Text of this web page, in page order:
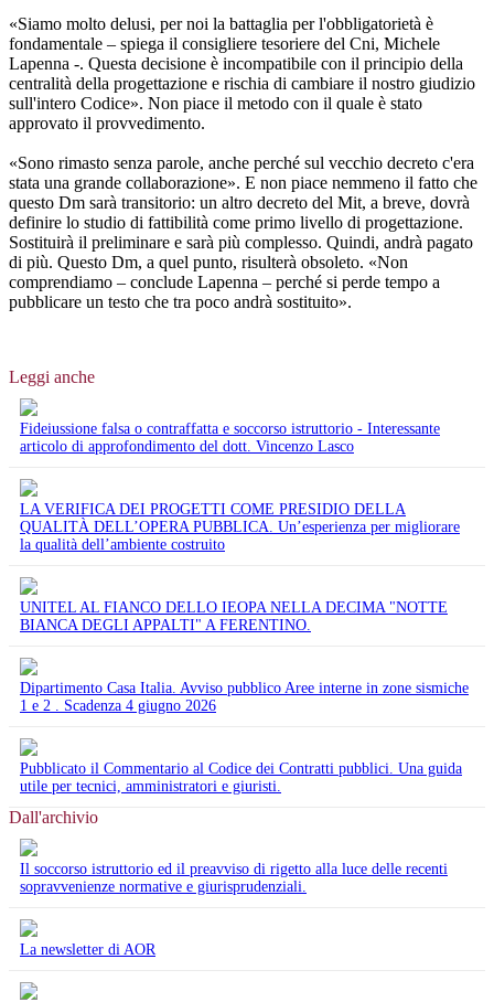
«Siamo molto delusi, per noi la battaglia per l'obbligatorietà è
fondamentale – spiega il consigliere tesoriere del Cni, Michele
Lapenna -. Questa decisione è incompatibile con il principio della
centralità della progettazione e rischia di cambiare il nostro giudizio
sull'intero Codice». Non piace il metodo con il quale è stato
approvato il provvedimento.
«Sono rimasto senza parole, anche perché sul vecchio decreto c'era
stata una grande collaborazione». E non piace nemmeno il fatto che
questo Dm sarà transitorio: un altro decreto del Mit, a breve, dovrà
definire lo studio di fattibilità come primo livello di progettazione.
Sostituirà il preliminare e sarà più complesso. Quindi, andrà pagato
di più. Questo Dm, a quel punto, risulterà obsoleto. «Non
comprendiamo – conclude Lapenna – perché si perde tempo a
pubblicare un testo che tra poco andrà sostituito».
Leggi anche
Fideiussione falsa o contraffatta e soccorso istruttorio - Interessante
articolo di approfondimento del dott. Vincenzo Lasco
LA VERIFICA DEI PROGETTI COME PRESIDIO DELLA
QUALITÀ DELL’OPERA PUBBLICA. Un’esperienza per migliorare
la qualità dell’ambiente costruito
UNITEL AL FIANCO DELLO IEOPA NELLA DECIMA "NOTTE
BIANCA DEGLI APPALTI" A FERENTINO.
Dipartimento Casa Italia. Avviso pubblico Aree interne in zone sismiche
1 e 2 . Scadenza 4 giugno 2026
Pubblicato il Commentario al Codice dei Contratti pubblici. Una guida
utile per tecnici, amministratori e giuristi.
Dall'archivio
Il soccorso istruttorio ed il preavviso di rigetto alla luce delle recenti
sopravvenienze normative e giurisprudenziali.
La newsletter di AOR